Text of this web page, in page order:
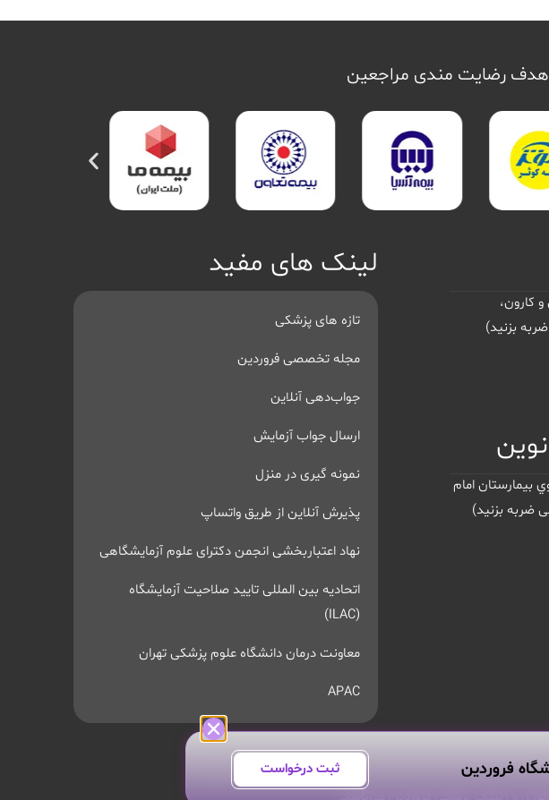
هدف رضایت مندی مراجعین
کارون،
بيمارستان امام
لینک های مفید
تازه های پزشکی
مجله تخصصی فروردین
جواب‌دهی آنلاین
ارسال جواب آزمایش
نمونه گیری در منزل
پذیرش آنلاین از طریق واتساپ
نهاد اعتباربخشی انجمن دکترای علوم آزمایشگاهی
اتحادیه بین المللی تایید صلاحیت آزمایشگاه
(ILAC)
معاونت درمان دانشگاه علوم پزشکی تهران
APAC
فروردین ثبت درخواست